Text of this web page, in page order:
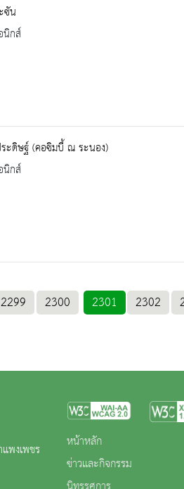
ซัน
นิกส์
ะดิษฐ์ (คอซิมบี้ ณ ระนอง)
นิกส์
2299 2300 2301 2302
พงเพชร
หน้าหลัก
ข่าวและกิจกรรม